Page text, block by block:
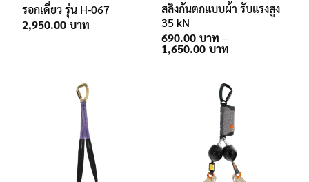
รอกเดี่ยว รุ่น H-067
2,950.00
สลิงกันตกแบบผ้า รับแรงสูง
35 kN
690.00
–
1,650.00 Price
1,650.00฿